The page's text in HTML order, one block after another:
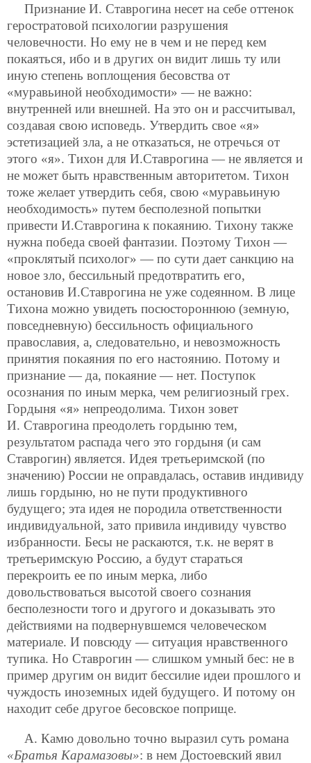
Признание И. Ставрогина несет на себе оттенок
геростратовой психологии разрушения
человечности. Но ему не в чем и не перед кем
покаяться, ибо и в других он видит лишь ту или
иную степень воплощения бесовства от
«муравьиной необходимости» — не важно:
внутренней или внешней. На это он и рассчитывал,
создавая свою исповедь. Утвердить свое «я»
эстетизацией зла, а не отказаться, не отречься от
этого «я». Тихон для И.Ставрогина — не является и
не может быть нравственным авторитетом. Тихон
тоже желает утвердить себя, свою «муравьиную
необходимость» путем бесполезной попытки
привести И.Ставрогина к покаянию. Тихону также
нужна победа своей фантазии. Поэтому Тихон —
«проклятый психолог» — по сути дает санкцию на
новое зло, бессильный предотвратить его,
остановив И.Ставрогина не уже содеянном. В лице
Тихона можно увидеть посюстороннюю (земную,
повседневную) бессильность официального
православия, а, следовательно, и невозможность
принятия покаяния по его настоянию. Потому и
признание — да, покаяние — нет. Поступок
осознания по иным мерка, чем религиозный грех.
Гордыня «я» непреодолима. Тихон зовет
И. Ставрогина преодолеть гордыню тем,
результатом распада чего это гордыня (и сам
Ставрогин) является. Идея третьеримской (по
значению) России не оправдалась, оставив индивиду
лишь гордыню, но не пути продуктивного
будущего; эта идея не породила ответственности
индивидуальной, зато привила индивиду чувство
избранности. Бесы не раскаются, т.к. не верят в
третьеримскую Россию, а будут стараться
перекроить ее по иным мерка, либо
довольствоваться высотой своего сознания
бесполезности того и другого и доказывать это
действиями на подвернувшемся человеческом
материале. И повсюду — ситуация нравственного
тупика. Но Ставрогин — слишком умный бес: не в
пример другим он видит бессилие идеи прошлого и
чуждость иноземных идей будущего. И потому он
находит себе другое бесовское поприще.
А. Камю довольно точно выразил суть романа
«Братья Карамазовы»: в нем Достоевский явил